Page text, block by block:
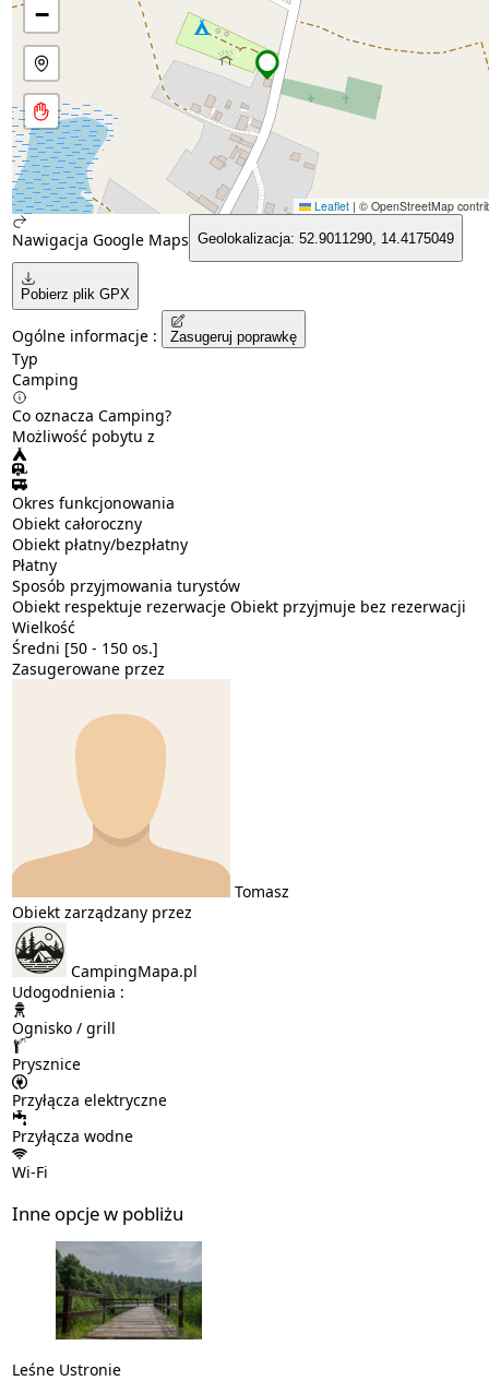
−
Leaflet | © OpenStreetMap
Nawigacja Google Maps Geolokalizacja: 52.9011290, 14.4175049
Pobierz plik GPX
Ogólne informacje : Zasugeruj poprawkę
Typ
Camping
Co oznacza Camping?
Możliwość pobytu z
Okres funkcjonowania
Obiekt całoroczny
Obiekt płatny/bezpłatny
Płatny
Sposób przyjmowania turystów
Obiekt respektuje rezerwacje Obiekt przyjmuje bez rezerwacji
Wielkość
Średni [50 - 150 os.]
Zasugerowane przez
Tomasz
Obiekt zarządzany przez
CampingMapa.pl
Udogodnienia :
Ognisko / grill
Prysznice
Przyłącza elektryczne
Przyłącza wodne
Wi-Fi
Inne opcje w pobliżu
Leśne Ustronie